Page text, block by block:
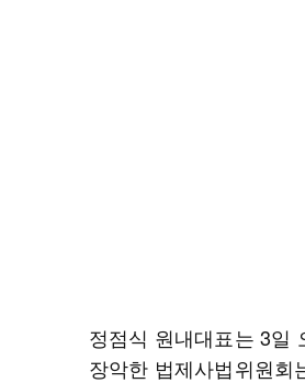
정점식 원내대표는 3일
장악한 법제사법위원회